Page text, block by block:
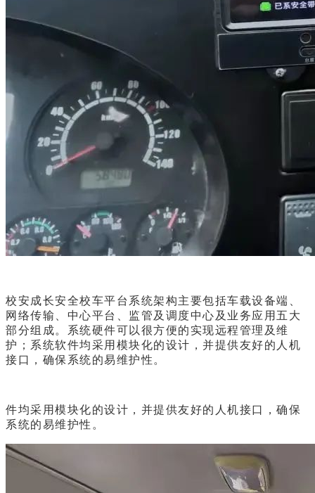
校安成长安全校车平台系统架构主要包括车载设备端、
网络传输、中心平台、监管及调度中心及业务应用五大
部分组成。系统硬件可以很方便的实现远程管理及维
护；系统软件均采用模块化的设计，并提供友好的人机
接口，确保系统的易维护性。
件均采用模块化的设计，并提供友好的人机接口，确保
系统的易维护性。